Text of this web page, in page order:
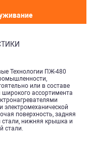
Технологии ПЖ-480
или в составе
широкого ассортимента
электромеханической
поверхность, задняя
нижняя крышка и
стали.